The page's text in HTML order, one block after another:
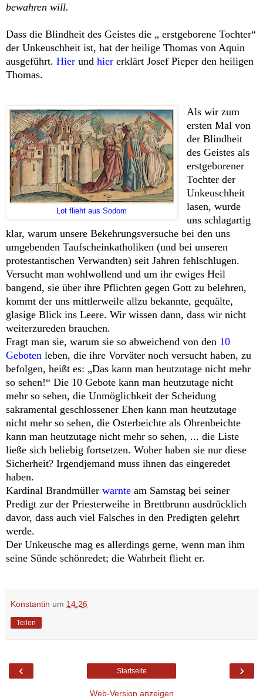
bewahren will.
Dass die Blindheit des Geistes die „ erstgeborene Tochter“
der Unkeuschheit ist, hat der heilige Thomas von Aquin
ausgeführt. Hier und hier erklärt Josef Pieper den heiligen
Thomas.
Lot flieht aus Sodom
Als wir zum
ersten Mal von
der Blindheit
des Geistes als
erstgeborener
Tochter der
Unkeuschheit
lasen, wurde
uns schlagartig
klar, warum unsere Bekehrungsversuche bei den uns
umgebenden Taufscheinkatholiken (und bei unseren
protestantischen Verwandten) seit Jahren fehlschlugen.
Versucht man wohlwollend und um ihr ewiges Heil
bangend, sie über ihre Pflichten gegen Gott zu belehren,
kommt der uns mittlerweile allzu bekannte, gequälte,
glasige Blick ins Leere. Wir wissen dann, dass wir nicht
weiterzureden brauchen.
Fragt man sie, warum sie so abweichend von den 10
Geboten leben, die ihre Vorväter noch versucht haben, zu
befolgen, heißt es: „Das kann man heutzutage nicht mehr
so sehen!“ Die 10 Gebote kann man heutzutage nicht
mehr so sehen, die Unmöglichkeit der Scheidung
sakramental geschlossener Ehen kann man heutzutage
nicht mehr so sehen, die Osterbeichte als Ohrenbeichte
kann man heutzutage nicht mehr so sehen, ... die Liste
ließe sich beliebig fortsetzen. Woher haben sie nur diese
Sicherheit? Irgendjemand muss ihnen das eingeredet
haben.
Kardinal Brandmüller warnte am Samstag bei seiner
Predigt zur der Priesterweihe in Brettbrunn ausdrücklich
davor, dass auch viel Falsches in den Predigten gelehrt
werde.
Der Unkeusche mag es allerdings gerne, wenn man ihm
seine Sünde schönredet; die Wahrheit flieht er.
Konstantin um 14:26
Teilen
‹ ›
Startseite
Web-Version anzeigen